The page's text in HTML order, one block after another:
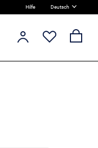
Hilfe Deutsch